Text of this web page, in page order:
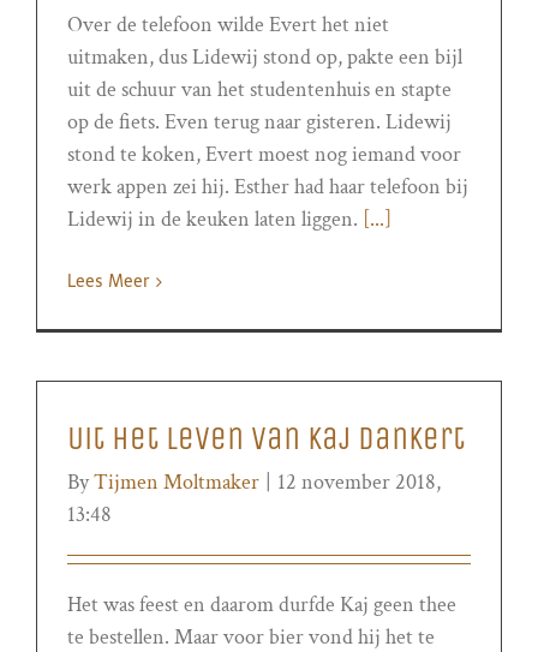
Over de telefoon wilde Evert het niet
uitmaken, dus Lidewij stond op, pakte een bijl
uit de schuur van het studentenhuis en stapte
op de fiets. Even terug naar gisteren. Lidewij
stond te koken, Evert moest nog iemand voor
werk appen zei hij. Esther had haar telefoon bij
Lidewij in de keuken laten liggen. [...]
Lees Meer
Uit het leven van Kaj Dankert
ByTijmen Moltmaker
12 november 2018,
13:48
Het was feest en daarom durfde Kaj geen thee
te bestellen. Maar voor bier vond hij het te